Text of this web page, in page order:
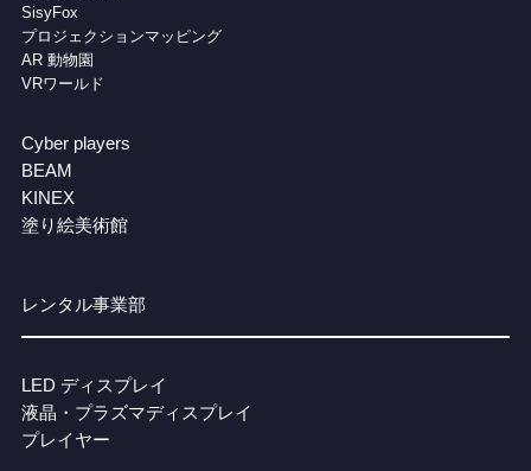
SisyFox
プロジェクションマッピング
AR 動物園
VRワールド
Cyber players
BEAM
KINEX
塗り絵美術館
レンタル事業部
LED ディスプレイ
液晶・プラズマディスプレイ
プレイヤー